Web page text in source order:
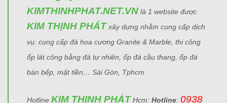
KIMTHINHPHAT.NET.VN là 1 website được
KIM THỊNH PHÁT xây dựng nhằm cung cấp dịch
vụ: cung cấp đá hoa cương Granite & Marble, thi công
ốp lát công bằng đá tự nhiên, ốp đá cầu thang, ốp đá
bàn bếp, mặt tiền… Sài Gòn, Tphcm
Hotline KIM THỊNH PHÁTHcm: Hotline: 0938